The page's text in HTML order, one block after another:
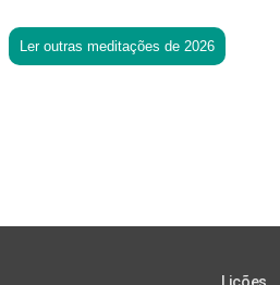
Ler outras meditações de 2026
Lições